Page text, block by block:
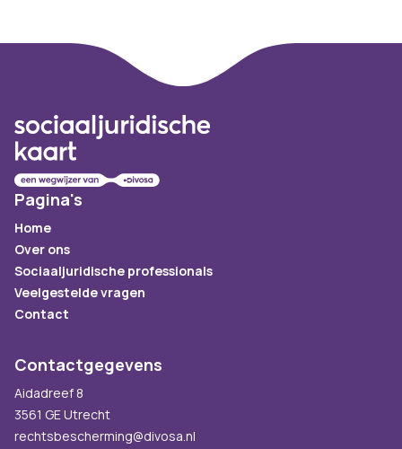
Pagina's
Home
Over ons
Sociaaljuridische professionals
Veelgestelde vragen
Contact
Contactgegevens
Aidadreef 8
3561 GE Utrecht
rechtsbescherming@divosa.nl